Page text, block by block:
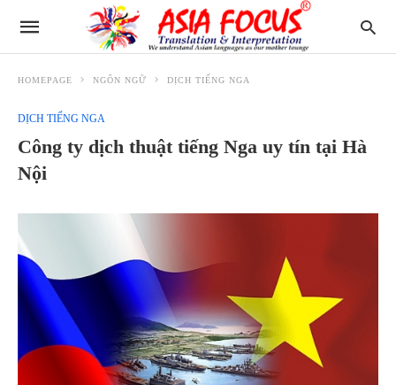
HOMEPAGE NGÔN NGỮ DỊCH TIẾNG NGA
DỊCH TIẾNG NGA
Công ty dịch thuật tiếng Nga uy tín tại Hà
Nội